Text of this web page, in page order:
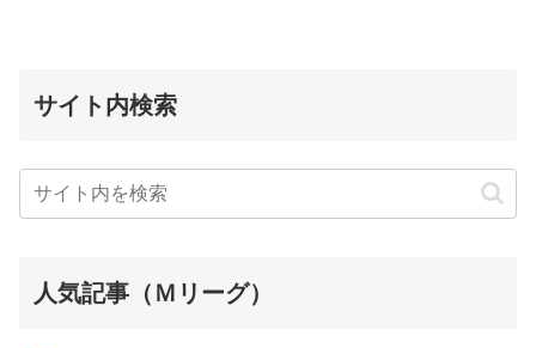
サイト内検索
人気記事（Ｍリーグ）